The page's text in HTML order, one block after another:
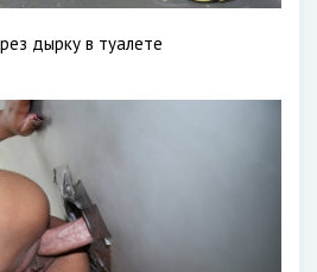
дырку в туалете